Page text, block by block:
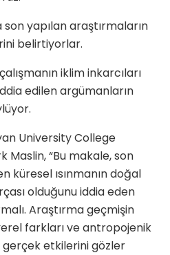
yapılan araştırmaların
belirtiyorlar.
iklim inkarcıları
edilen argümanların
University College
Maslin, “Bu makale, son
küresel ısınmanın doğal
olduğunu iddia eden
Araştırma geçmişin
farkları ve antropojenik
gerçek etkilerini gözler